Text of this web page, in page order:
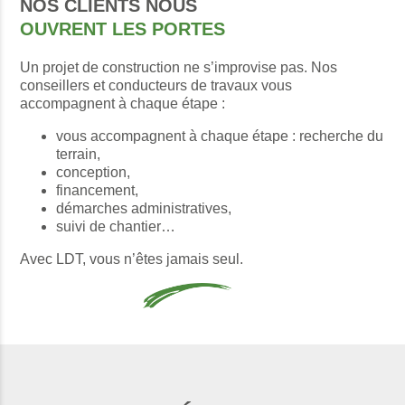
NOS CLIENTS NOUS
OUVRENT LES PORTES
Un projet de construction ne s’improvise pas. Nos
conseillers et conducteurs de travaux vous
accompagnent à chaque étape :
vous accompagnent à chaque étape : recherche du
terrain,
conception,
financement,
démarches administratives,
suivi de chantier…
Avec LDT, vous n’êtes jamais seul.